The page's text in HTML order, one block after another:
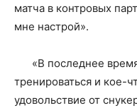
матча в контровых
мне настрой».
«В последнее
тренироваться и кое-
удовольствие от